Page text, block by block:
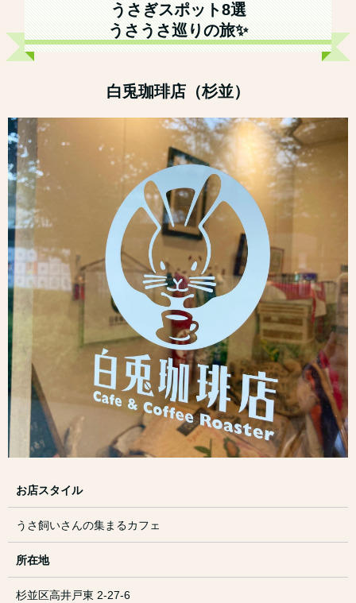
うさぎスポット8選
うさうさ巡りの旅✨
白兎珈琲店（杉並）
お店スタイル
うさ飼いさんの集まるカフェ
所在地
杉並区高井戸東 2-27-6